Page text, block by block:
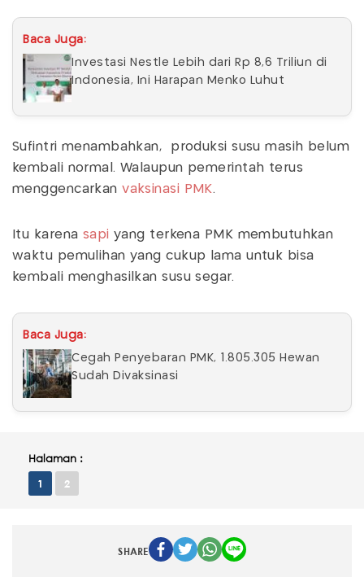
Baca Juga:
Investasi Nestle Lebih dari Rp 8,6 Triliun di
Indonesia, Ini Harapan Menko Luhut
Sufintri menambahkan, produksi susu masih belum
kembali normal. Walaupun pemerintah terus
menggencarkanvaksinasi PMK.
Itu karena sapi yang terkena PMK membutuhkan
waktu pemulihan yang cukup lama untuk bisa
kembali menghasilkan susu segar.
Baca Juga:
Cegah Penyebaran PMK, 1.805.305 Hewan
Sudah Divaksinasi
Halaman :
1 2
SHARE